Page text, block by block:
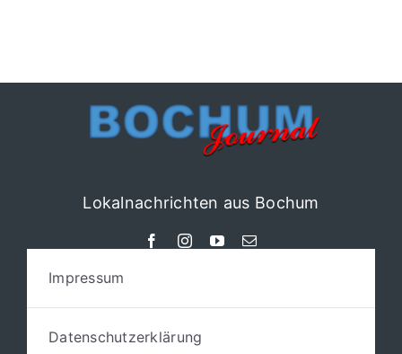
Lokalnachrichten aus Bochum
Impressum
Datenschutzerklärung